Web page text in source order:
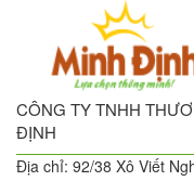
CÔNG TY TNHH
ĐỊNH
Địa chỉ: 92/38 Xô Viết